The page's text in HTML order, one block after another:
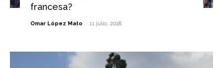
francesa?
Omar López Mato - 11 julio, 2018